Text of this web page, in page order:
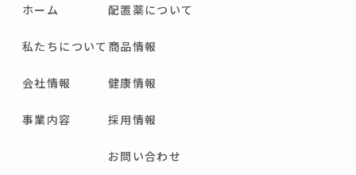
配置薬について
ホーム
私たちについて
会社情報
事業内容
配置薬について
商品情報
健康情報
採用情報
お問い合わせ